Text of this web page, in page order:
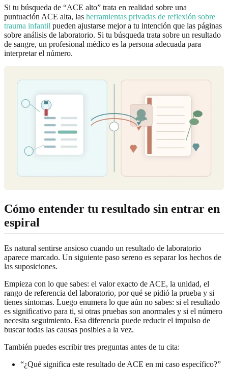
Si tu búsqueda de “ACE alto” trata en realidad sobre una
puntuación ACE alta, las herramientas privadas de reflexión sobre
trauma infantil pueden ajustarse mejor a tu intención que las páginas
sobre análisis de laboratorio. Si tu búsqueda trata sobre un resultado
de sangre, un profesional médico es la persona adecuada para
interpretar el número.
Cómo entender tu resultado sin entrar en
espiral
Es natural sentirse ansioso cuando un resultado de laboratorio
aparece marcado. Un siguiente paso sereno es separar los hechos de
las suposiciones.
Empieza con lo que sabes: el valor exacto de ACE, la unidad, el
rango de referencia del laboratorio, por qué se pidió la prueba y si
tienes síntomas. Luego enumera lo que aún no sabes: si el resultado
es significativo para ti, si otras pruebas son anormales y si el número
necesita seguimiento. Esa diferencia puede reducir el impulso de
buscar todas las causas posibles a la vez.
También puedes escribir tres preguntas antes de tu cita:
“¿Qué significa este resultado de ACE en mi caso específico?”